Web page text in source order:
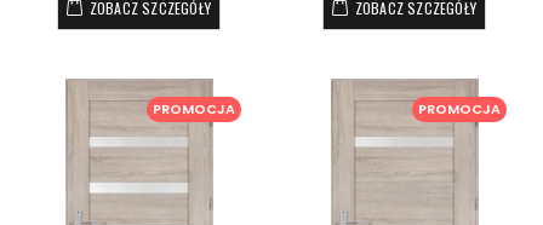
ZOBACZ SZCZEGÓŁY ZOBACZ SZCZEGÓŁY
PROMOCJA PROMOCJA